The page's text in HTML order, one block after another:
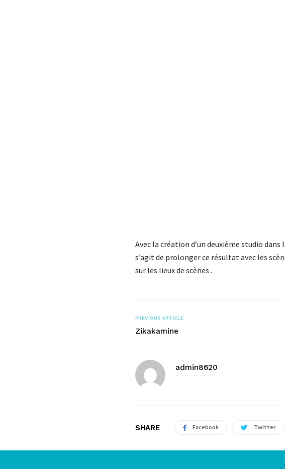
Avec la création d’un deuxième studio
s’agit de prolonger ce résultat avec les
sur les lieux de scènes .
PREVIOUS ARTICLE
Zikakamine
admin8620
SHARE Facebook Twitter